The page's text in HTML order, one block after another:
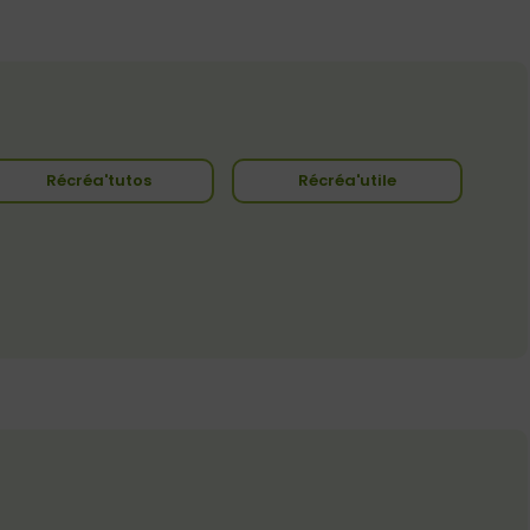
Récréa'tutos Récréa'utile